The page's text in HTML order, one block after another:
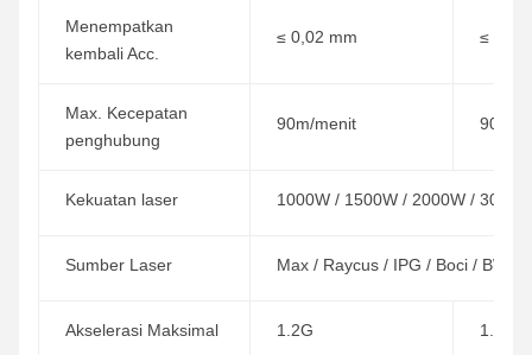
Menempatkan
kembali Acc.
≤ 0,02 mm ≤ 0,02
Max. Kecepatan
penghubung
90m/menit 90m/
Kekuatan laser 1000W / 1500W / 2000W /
Sumber Laser Max / Raycus / IPG / Boci / BWT
Akselerasi Maksimal 1.2G 1.2G